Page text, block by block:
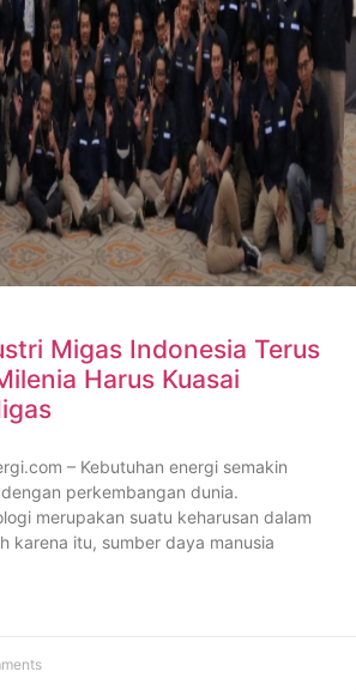
Migas Indonesia Terus
Harus Kuasai
– Kebutuhan energi semakin
perkembangan dunia.
merupakan suatu keharusan dalam
karena itu, sumber daya manusia